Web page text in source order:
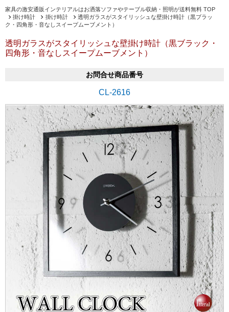
家具の激安通販インテリアルはお洒落ソファやテーブル収納・照明が送料無料 TOP
掛け時計
掛け時計
透明ガラスがスタイリッシュな壁掛け時計（黒ブラッ
ク・四角形・音なしスイープムーブメント）
透明ガラスがスタイリッシュな壁掛け時計（黒ブラック・
四角形・音なしスイープムーブメント）
お問合せ商品番号
CL-2616